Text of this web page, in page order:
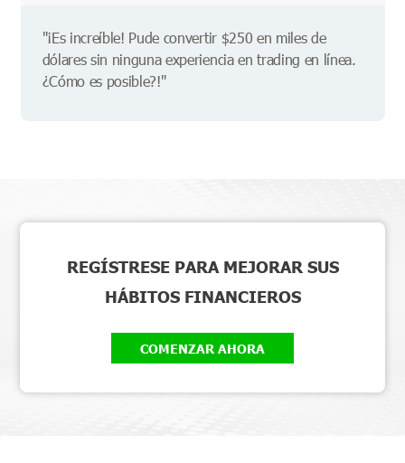
"¡Es increíble! Pude convertir $250 en miles de
dólares sin ninguna experiencia en trading en línea.
¿Cómo es posible?!"
REGÍSTRESE PARA MEJORAR SUS
HÁBITOS FINANCIEROS
COMENZAR AHORA